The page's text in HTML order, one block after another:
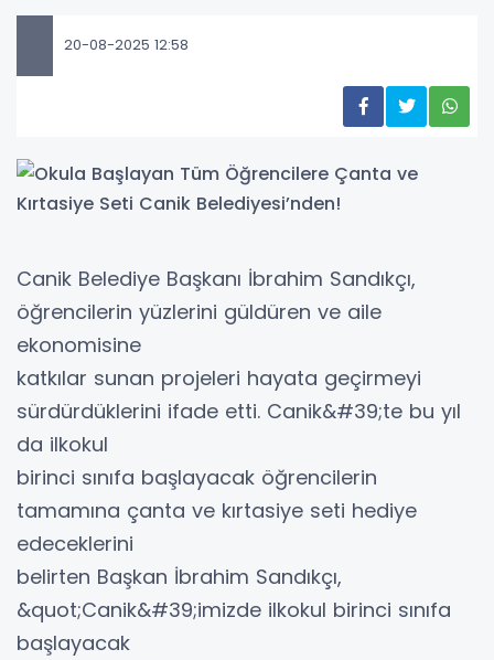
20-08-2025 12:58
Canik Belediye Başkanı İbrahim Sandıkçı,
öğrencilerin yüzlerini güldüren ve aile
ekonomisine
katkılar sunan projeleri hayata geçirmeyi
sürdürdüklerini ifade etti. Canik&#39;te bu yıl
da ilkokul
birinci sınıfa başlayacak öğrencilerin
tamamına çanta ve kırtasiye seti hediye
edeceklerini
belirten Başkan İbrahim Sandıkçı,
&quot;Canik&#39;imizde ilkokul birinci sınıfa
başlayacak